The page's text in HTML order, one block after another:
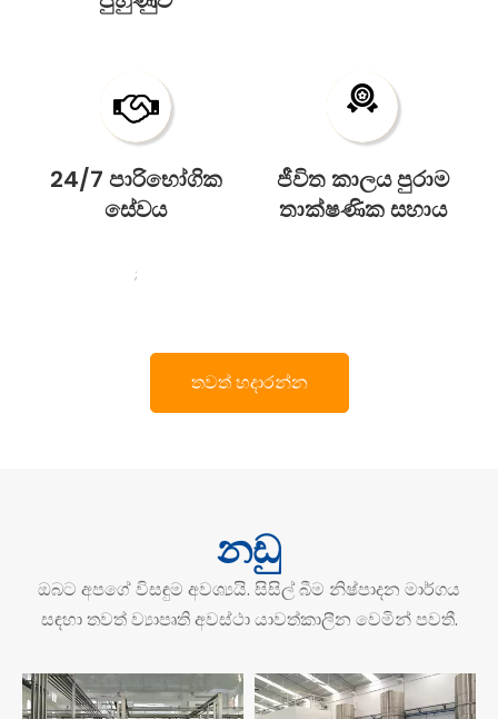
24/7 පාරිභෝගික
සේවය
;
ජීවිත කාලය පුරාම
තාක්ෂණික සහාය
තවත් හදාරන්න
නඩු
ඔබට අපගේ විසඳුම අවශ්‍යයි. සිසිල් බීම නිෂ්පාදන මාර්ගය
සඳහා තවත් ව්‍යාපෘති අවස්ථා යාවත්කාලීන වෙමින් පවතී.